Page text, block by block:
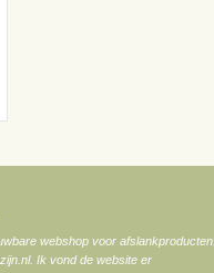
webshop voor afslankproducten.
Ik vond de website er